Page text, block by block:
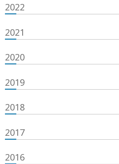
2022
2021
2020
2019
2018
2017
2016